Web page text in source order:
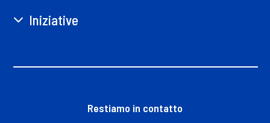
Iniziative
Restiamo in contatto